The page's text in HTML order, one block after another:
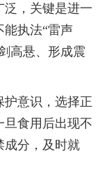
泛，关键是进一
能执法“雷声
高悬、形成震
意识，选择正
旦食用后出现不
成分，及时就